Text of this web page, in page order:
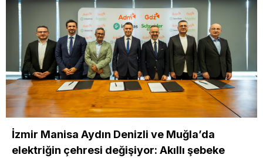
İzmir Manisa Aydın Denizli ve Muğla’da
elektriğin çehresi değişiyor: Akıllı şebeke